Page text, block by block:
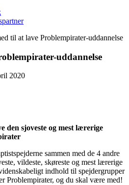
til at lave Problempirater-uddannelse
uddannelse
2020
den sjoveste og mest lærerige
sammen med de 4 andre
vildeste, skøreste og mest lærerige
indhold til spejdergrupper
Problempirater, og du skal være med!